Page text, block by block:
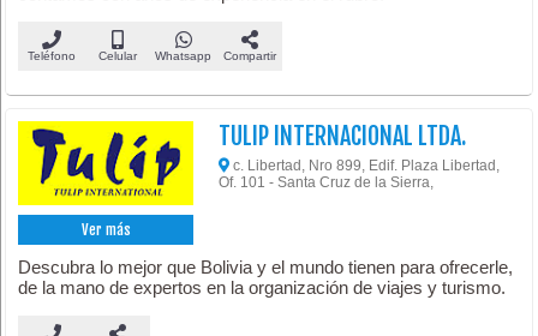
Teléfono Celular Whatsapp Compartir
Ver más
TULIP INTERNACIONAL LTDA.
c. Libertad, Nro 899, Edif. Plaza Libertad,
Of. 101 - Santa Cruz de la Sierra,
Descubra lo mejor que Bolivia y el mundo tienen para ofrecerle,
de la mano de expertos en la organización de viajes y turismo.